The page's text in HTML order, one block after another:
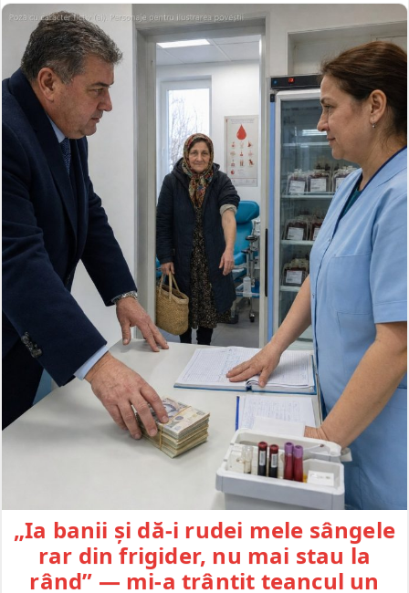
„Ia banii și dă-i rudei mele sângele
rar din frigider, nu mai stau la
rând” — mi-a trântit teancul un